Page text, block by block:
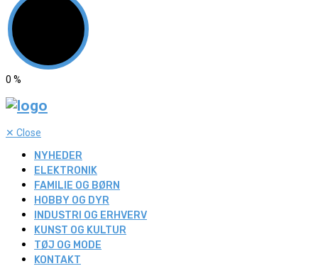
0 %
✕ Close
NYHEDER
ELEKTRONIK
FAMILIE OG BØRN
HOBBY OG DYR
INDUSTRI OG ERHVERV
KUNST OG KULTUR
TØJ OG MODE
KONTAKT